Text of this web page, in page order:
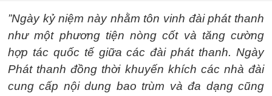
”Ngày kỷ niệm này nhằm tôn vinh đài phát thanh
như một phương tiện nòng cốt và tăng cường
hợp tác quốc tế giữa các đài phát thanh. Ngày
Phát thanh đồng thời khuyến khích các nhà đài
cung cấp nội dung bao trùm và đa dạng cũng